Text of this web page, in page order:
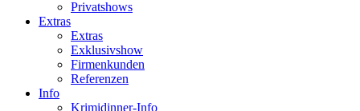
Privatshows
Extras
Extras
Exklusivshow
Firmenkunden
Referenzen
Info
Krimidinner-Info